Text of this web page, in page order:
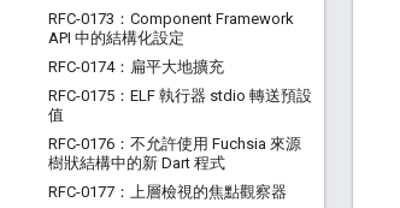
RFC-0173：Component Framework
API 中的結構化設定
RFC-0174：扁平大地擴充
RFC-0175：ELF 執行器 stdio 轉送預設
值
RFC-0176：不允許使用 Fuchsia 來源
樹狀結構中的新 Dart 程式
RFC-0177：上層檢視的焦點觀察器